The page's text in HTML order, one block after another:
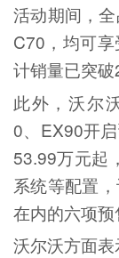
活动期间，
C70，均可
计销量已突破
此外，沃尔
0、EX90开
53.99万元起
系统等配置
在内的六项预
沃尔沃方面